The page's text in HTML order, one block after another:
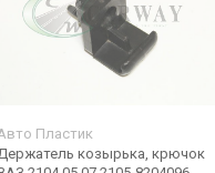
Пластик
козырька, крючок